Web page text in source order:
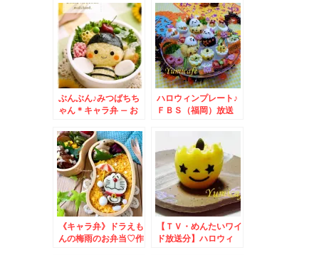
ました！～キャラ弁*
簡単
ぶんぶん♪みつばちち
ゃん＊キャラ弁 – お
い弁当
ハロウィンプレート♪
ＦＢＳ（福岡）放送
演＆放送♪無事終了～
キャラ弁＊簡単
《キャラ弁》ドラえも
んの梅雨のお弁当♡作
【ＴＶ・めんたいワイ
ド放送分】ハロウィ